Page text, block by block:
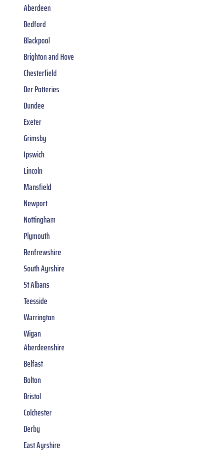
Aberdeen
Bedford
Blackpool
Brighton and Hove
Chesterfield
Der Potteries
Dundee
Exeter
Grimsby
Ipswich
Lincoln
Mansfield
Newport
Nottingham
Plymouth
Renfrewshire
South Ayrshire
St Albans
Teesside
Warrington
Wigan
Aberdeenshire
Belfast
Bolton
Bristol
Colchester
Derby
East Ayrshire